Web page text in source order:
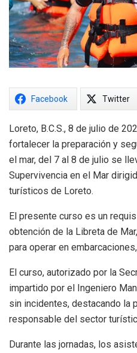
Facebook Twitter
Loreto, B.C.S., 8 de julio de
fortalecer la preparación y
el mar, del 7 al 8 de julio se
Supervivencia en el Mar
turísticos de Loreto.
El presente curso es un
obtención de la Libreta de
para operar en
El curso, autorizado por la
impartido por el Ingeniero
sin incidentes, destacando la
responsable del sector
Durante las jornadas, los